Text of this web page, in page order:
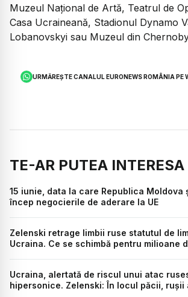
Muzeul Național de Artă, Teatrul de
Casa Ucraineană, Stadionul Dynamo
Lobanovskyi sau Muzeul din
URMĂREȘTE CANALUL EURONEWS ROMÂNIA PE
TE-AR PUTEA INTERESA
15 iunie, data la care Republica Moldova
încep negocierile de aderare la UE
Zelenski retrage limbii ruse statutul de
Ucraina. Ce se schimbă pentru milioane
Ucraina, alertată de riscul unui atac
hipersonice. Zelenski: În locul păcii, rușii